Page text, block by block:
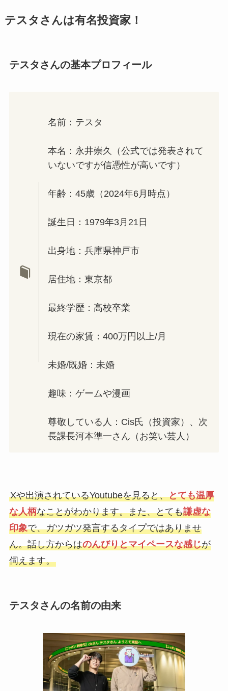
テスタさんは有名投資家！
テスタさんの基本プロフィール
名前：テスタ
本名：永井崇久（公式では発表されて
いないですが信憑性が高いです）
年齢：45歳（2024年6月時点）
誕生日：1979年3月21日
出身地：兵庫県神戸市
居住地：東京都
最終学歴：高校卒業
現在の家賃：400万円以上/月
未婚/既婚：未婚
趣味：ゲームや漫画
尊敬している人：Cis氏（投資家）、次
長課長河本準一さん（お笑い芸人）
Xや出演されているYoutubeを見ると、とても温厚
な人柄なことがわかります。また、とても謙虚な
印象で、ガツガツ発言するタイプではありませ
ん。話し方からはのんびりとマイペースな感じが
伺えます。
テスタさんの名前の由来